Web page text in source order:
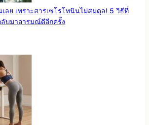
ลย เพราะสารเซโรโทนินไม่สมดุล! 5 วิธีที่
บมาอารมณ์ดีอีกครั้ง